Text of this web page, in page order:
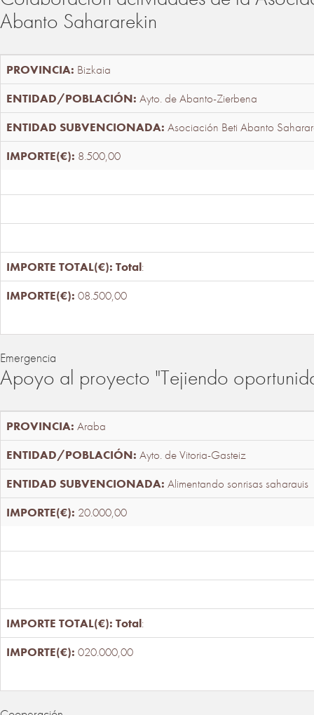
Abanto Sahararekin
Bizkaia
Ayto. de Abanto-Zierbena
Asociación Beti Abanto
8.500,00
Total:
08.500,00
Emergencia
Apoyo al proyecto "Tejiendo
Araba
Ayto. de Vitoria-Gasteiz
Alimentando sonrisas saharauis
20.000,00
Total:
020.000,00